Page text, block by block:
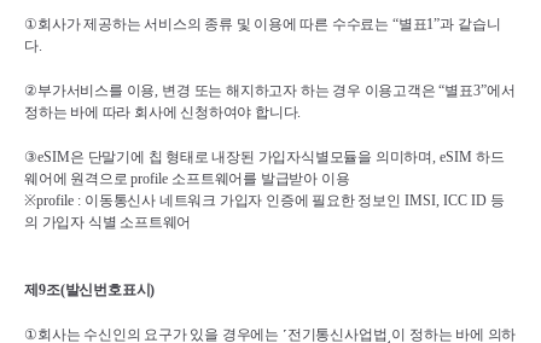
①회사가 제공하는 서비스의 종류 및 이용에 따른 수수료는 “별표1”과 같습니
다.
②부가서비스를 이용, 변경 또는 해지하고자 하는 경우 이용고객은 “별표3”에서
정하는 바에 따라 회사에 신청하여야 합니다.
③eSIM은 단말기에 칩 형태로 내장된 가입자식별모듈을 의미하며, eSIM 하드
웨어에 원격으로 profile 소프트웨어를 발급받아 이용
※profile : 이동통신사 네트워크 가입자 인증에 필요한 정보인 IMSI, ICC ID 등
의 가입자 식별 소프트웨어
제 9조(발신번호표시)
①회사는 수신인의 요구가 있을 경우에는 ˹전기통신사업법 이 정하는 바에 의하